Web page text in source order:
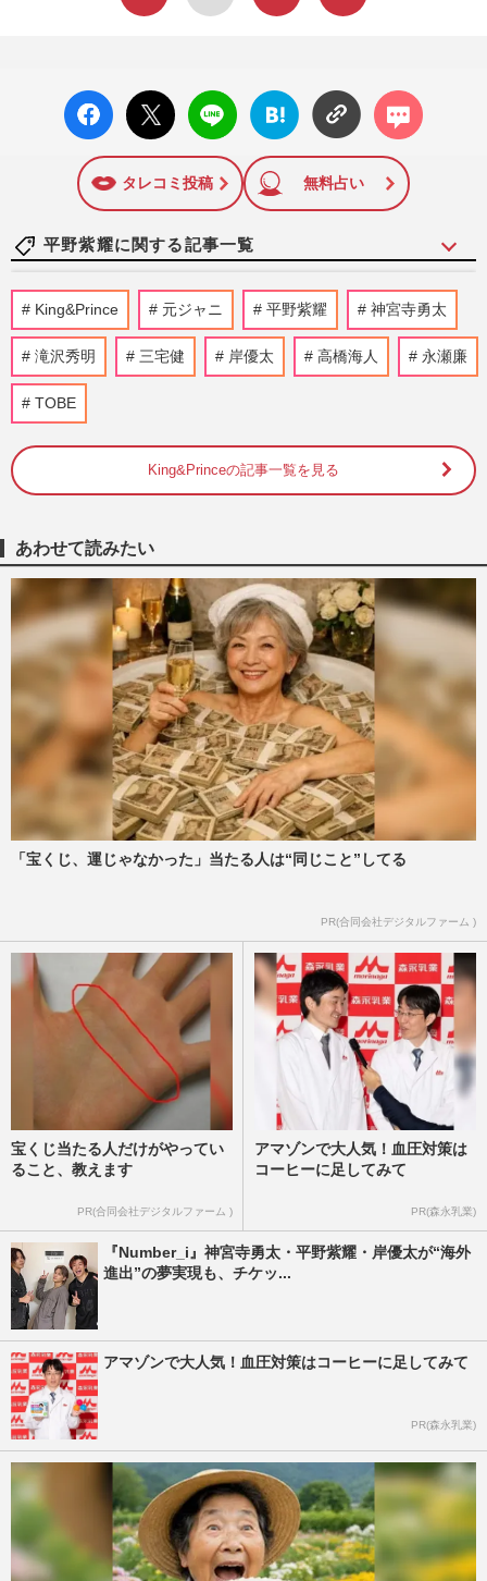
facebo
ok い
X ポス
ト
LINE
はてな
ブック
に追加
コメン
ト
タレコミ投稿 無料占い
平野紫耀に関する記事一覧
『Number_i』神宮寺勇太・平野紫耀・岸
優太が“海外進出”の夢実現も、チケット価
格が大幅変更！世界規模の…
週刊女性PRIME 2026/8/7
た“ダサかわ”衝撃ビジュアルが「本当に別
人レベル」「春日じゃん」フ…
『週刊女性』編集部 2026/8/4
【独占入手】『Number_i』平野紫耀と岸
優太のストロー「肺活量対決」動画、勝敗
の行方と周囲で笑う元キンプ…
『週刊女性』編集部 2026/8/3
『Number_i』ファンミイベントで待望
の“フーディー”がグッズ化も「行けない人
も考慮して」不満が噴出した…
週刊女性PRIME
《旧ジャニーズから「独立して成功した」
ランキング》Number_i・平野紫耀、V6・
岡田准一ら抑えた1位は嵐・…
King&Prince 元ジャニ 平野紫耀 神宮寺勇太
滝沢秀明 三宅健 岸優太 高橋海人 永瀬廉
TOBE
King&Princeの記事一覧を見る
あわせて読みたい
「宝くじ、運じゃなかった」当たる人は“同じこと”してる
PR(合同会社デジタルファーム )
宝くじ当たる人だけがやってい
ること、教えます
PR(合同会社デジタルファーム )
アマゾンで大人気！血圧対策は
コーヒーに足してみて
PR(森永乳業)
『Number_i』神宮寺勇太・平野紫耀・岸優太が“海外
進出”の夢実現も、チケッ...
アマゾンで大人気！血圧対策はコーヒーに足してみて
PR(森永乳業)